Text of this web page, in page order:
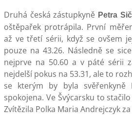
Druhá česká zástupkyně Petra
oštěpařek protrápila. První
až ve třetí sérii, když se ovšem
pouze na 43.26. Následně se
nejprve na 50.60 a v páté sérii
nejdelší pokus na 53.31, ale to
se kterým by byla svěřenkyně
spokojena. Ve Švýcarsku to
Zvítězila Polka Maria Andrejczyk za